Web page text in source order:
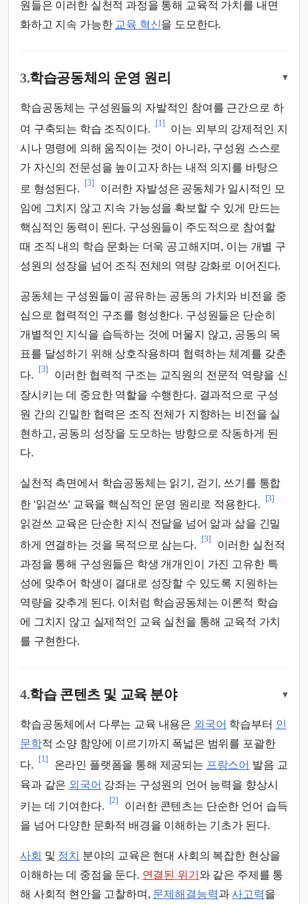
원들은 이러한 실천적 과정을 통해 교육적 가치를 내면
화하고 지속 가능한 교육 혁신을 도모한다.
3.학습공동체의 운영 원리 ▾
학습공동체는 구성원들의 자발적인 참여를 근간으로 하
여 구축되는 학습 조직이다.
[1]
이는 외부의 강제적인 지
시나 명령에 의해 움직이는 것이 아니라, 구성원 스스로
가 자신의 전문성을 높이고자 하는 내적 의지를 바탕으
로 형성된다.
[3]
이러한 자발성은 공동체가 일시적인 모
임에 그치지 않고 지속 가능성을 확보할 수 있게 만드는
핵심적인 동력이 된다. 구성원들이 주도적으로 참여할
때 조직 내의 학습 문화는 더욱 공고해지며, 이는 개별 구
성원의 성장을 넘어 조직 전체의 역량 강화로 이어진다.
공동체는 구성원들이 공유하는 공동의 가치와 비전을 중
심으로 협력적인 구조를 형성한다. 구성원들은 단순히
개별적인 지식을 습득하는 것에 머물지 않고, 공동의 목
표를 달성하기 위해 상호작용하며 협력하는 체계를 갖춘
다.
[3]
이러한 협력적 구조는 교직원의 전문적 역량을 신
장시키는 데 중요한 역할을 수행한다. 결과적으로 구성
원 간의 긴밀한 협력은 조직 전체가 지향하는 비전을 실
현하고, 공동의 성장을 도모하는 방향으로 작동하게 된
다.
실천적 측면에서 학습공동체는 읽기, 걷기, 쓰기를 통합
한 '읽걷쓰' 교육을 핵심적인 운영 원리로 적용한다.
[3]
읽걷쓰 교육은 단순한 지식 전달을 넘어 앎과 삶을 긴밀
하게 연결하는 것을 목적으로 삼는다.
[3]
이러한 실천적
과정을 통해 구성원들은 학생 개개인이 가진 고유한 특
성에 맞추어 학생이 결대로 성장할 수 있도록 지원하는
역량을 갖추게 된다. 이처럼 학습공동체는 이론적 학습
에 그치지 않고 실제적인 교육 실천을 통해 교육적 가치
를 구현한다.
4.학습 콘텐츠 및 교육 분야 ▾
학습공동체에서 다루는 교육 내용은 외국어 학습부터 인
문학적 소양 함양에 이르기까지 폭넓은 범위를 포괄한
다.
[1]
온라인 플랫폼을 통해 제공되는 프랑스어 발음 교
육과 같은 외국어 강좌는 구성원의 언어 능력을 향상시
키는 데 기여한다.
[2]
이러한 콘텐츠는 단순한 언어 습득
을 넘어 다양한 문화적 배경을 이해하는 기초가 된다.
사회 및 정치
분야의 교육은 현대 사회의 복잡한 현상을
이해하는 데 중점을 둔다. 연결된 위기 와 같은 주제를 통
해 사회적 현안을 고찰하며, 문제해결능력과사고력을